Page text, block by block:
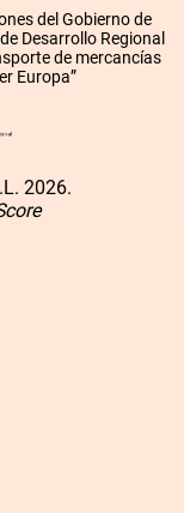
del Gobierno de
Desarrollo Regional
de mercancías
Europa”
2026.